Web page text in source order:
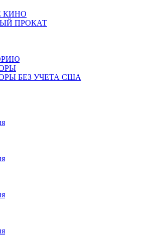
КИНО
ПРОКАТ
БЕЗ УЧЕТА США